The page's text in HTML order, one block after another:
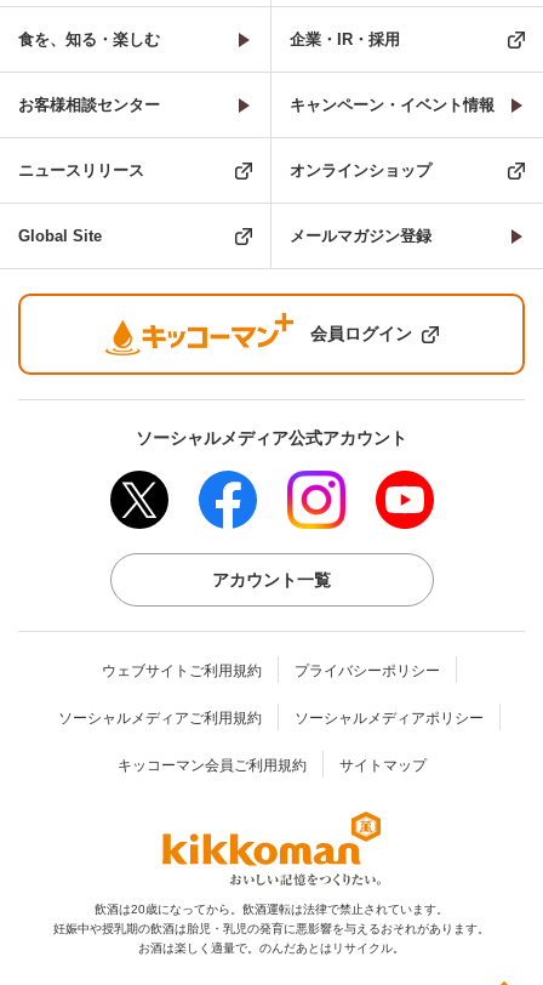
食を、知る・楽しむ 企業・IR・採用
お客様相談センター キャンペーン・イベント情報
ニュースリリース オンラインショップ
Global Site メールマガジン登録
会員ログイン
ソーシャルメディア公式アカウント
アカウント一覧
ウェブサイトご利用規約 プライバシーポリシー
ソーシャルメディアご利用規約 ソーシャルメディアポリシー
キッコーマン会員ご利用規約 サイトマップ
飲酒は20歳になってから。飲酒運転は法律で禁止されています。
妊娠中や授乳期の飲酒は胎児・乳児の発育に悪影響を与えるおそれがあります。
お酒は楽しく適量で。のんだあとはリサイクル。